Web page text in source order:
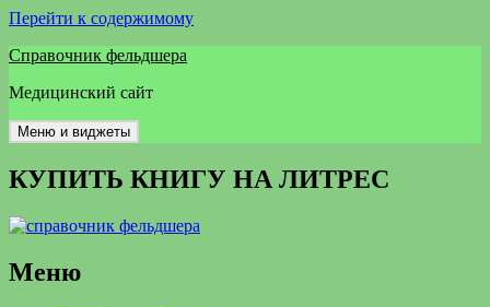
Перейти к содержимому
Справочник фельдшера
Медицинский сайт
Меню и виджеты
КУПИТЬ КНИГУ НА ЛИТРЕС
Меню